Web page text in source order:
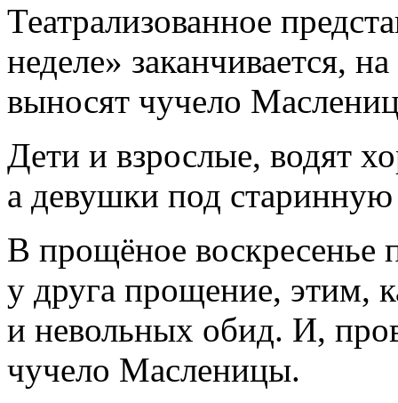
Театрализованное
неделе» заканчивается,
выносят чучело
Дети и взрослые, водят
а девушки под
В прощёное воскресенье
у друга прощение, этим,
и невольных обид. И,
чучело Масленицы.